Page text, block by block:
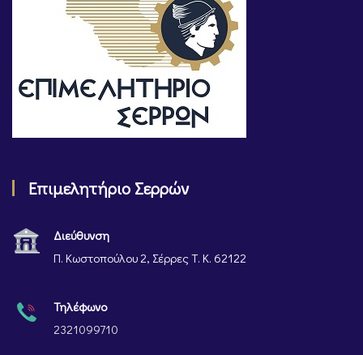
Επιμελητήριο Σερρών
Διεύθυνση
Π. Κωστοπούλου 2, Σέρρες Τ. Κ. 62122
Τηλέφωνο
2321099710